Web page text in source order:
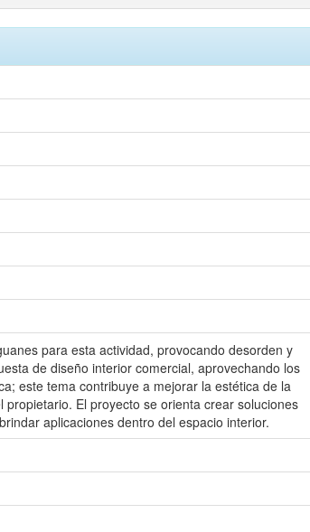
para esta actividad, provocando desorden y
de diseño interior comercial, aprovechando los
este tema contribuye a mejorar la estética de la
El proyecto se orienta crear soluciones
aplicaciones dentro del espacio interior.